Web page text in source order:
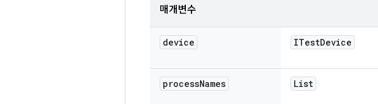
매개변수
device ITestDevice
processNames List